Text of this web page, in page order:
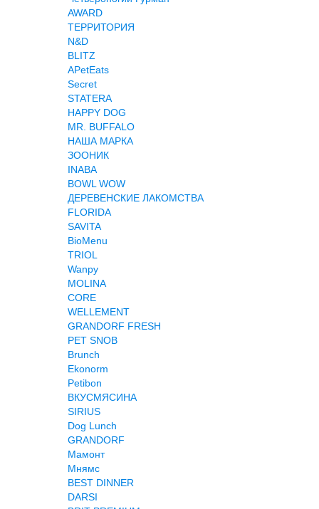
AWARD
ТЕРРИТОРИЯ
N&D
BLITZ
APetEats
Secret
STATERA
HAPPY DOG
MR. BUFFALO
НАША МАРКА
ЗООНИК
INABA
BOWL WOW
ДЕРЕВЕНСКИЕ ЛАКОМСТВА
FLORIDA
SAVITA
BioMenu
TRIOL
Wanpy
MOLINA
CORE
WELLEMENT
GRANDORF FRESH
PET SNOB
Brunch
Ekonorm
Petibon
ВКУСМЯСИНА
SIRIUS
Dog Lunch
GRANDORF
Мамонт
Мнямс
BEST DINNER
DARSI